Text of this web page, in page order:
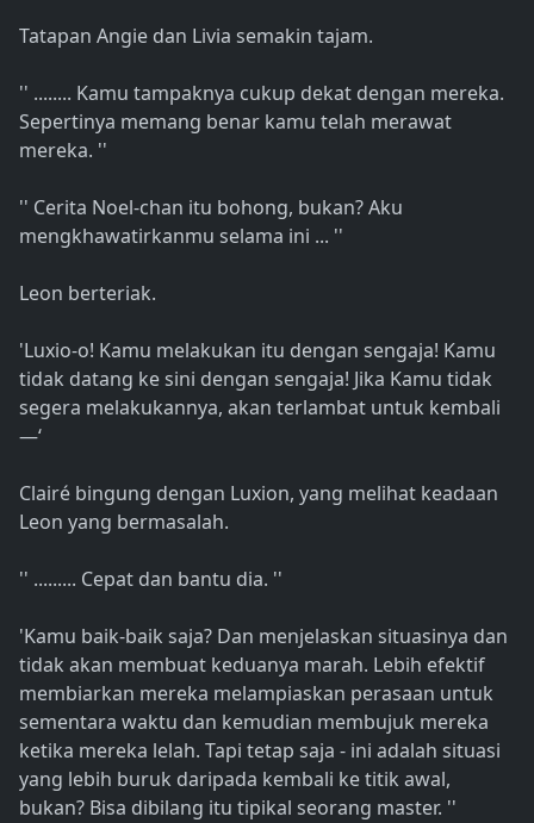
Tatapan Angie dan Livia semakin tajam.
'' ........ Kamu tampaknya cukup dekat dengan mereka.
Sepertinya memang benar kamu telah merawat
mereka. ''
'' Cerita Noel-chan itu bohong, bukan? Aku
mengkhawatirkanmu selama ini ... ''
Leon berteriak.
'Luxio-o! Kamu melakukan itu dengan sengaja! Kamu
tidak datang ke sini dengan sengaja! Jika Kamu tidak
segera melakukannya, akan terlambat untuk kembali
—‘
Clairé bingung dengan Luxion, yang melihat keadaan
Leon yang bermasalah.
'' ......... Cepat dan bantu dia. ''
'Kamu baik-baik saja? Dan menjelaskan situasinya dan
tidak akan membuat keduanya marah. Lebih efektif
membiarkan mereka melampiaskan perasaan untuk
sementara waktu dan kemudian membujuk mereka
ketika mereka lelah. Tapi tetap saja - ini adalah situasi
yang lebih buruk daripada kembali ke titik awal,
bukan? Bisa dibilang itu tipikal seorang master. ''